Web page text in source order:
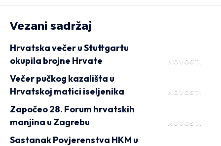
Vezani sadržaj
NOVOSTI
Hrvatska večer u Stuttgartu
okupila brojne Hrvate
NOVOSTI
Večer pučkog kazališta u
Hrvatskoj matici iseljenika
NOVOSTI
Započeo 28. Forum hrvatskih
manjina u Zagrebu
Sastanak Povjerenstva HKM u